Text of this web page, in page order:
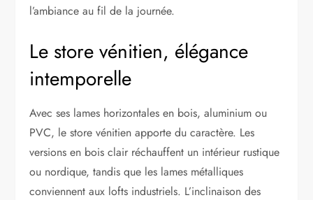
l’ambiance au fil de la journée.
Le store vénitien, élégance
intemporelle
Avec ses lames horizontales en bois, aluminium ou
PVC, le store vénitien apporte du caractère. Les
versions en bois clair réchauffent un intérieur rustique
ou nordique, tandis que les lames métalliques
conviennent aux lofts industriels. L’inclinaison des